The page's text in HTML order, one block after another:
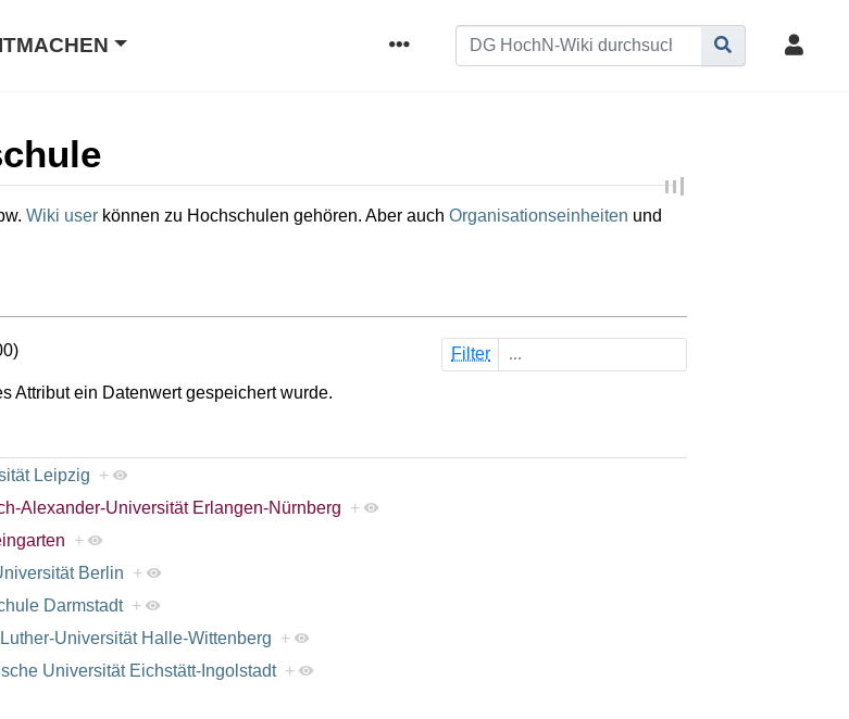
Wiki user können zu Hochschulen gehören. Aber auch Organisationseinheiten und
) Filter
Attribut ein Datenwert gespeichert wurde.
Leipzig +
Alexander-Universität Erlangen-Nürnberg +
+
Berlin +
Darmstadt +
Universität Halle-Wittenberg +
Universität Eichstätt-Ingolstadt +